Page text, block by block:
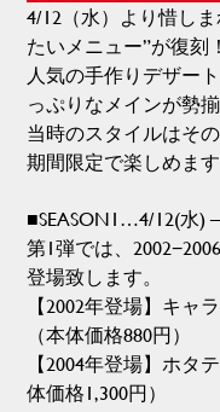
4/12（水）より惜し
たいメニュー”が復刻！
人気の手作りデザー
っぷりなメインが勢揃
当時のスタイルはそ
期間限定で楽しめます
■SEASON1…4/12(水)
第1弾では、
登場致します。
【2002年登場】キャ
（本体価格880円）
【2004年登場】ホタ
体価格1,300円）